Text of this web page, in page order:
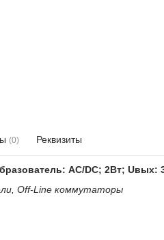
(0) Реквизиты
AC/DC; 2Вт; Uвых:
Off-Line коммутаторы